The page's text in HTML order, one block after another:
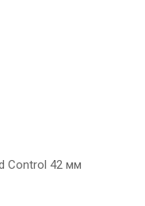
Control 42 мм